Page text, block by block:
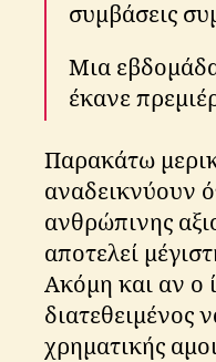
συμβάσεις
Μια
έκανε
Παρακάτω
αναδεικνύουν
ανθρώπινης
αποτελεί
Ακόμη και αν ο
διατεθειμένος
χρηματικής